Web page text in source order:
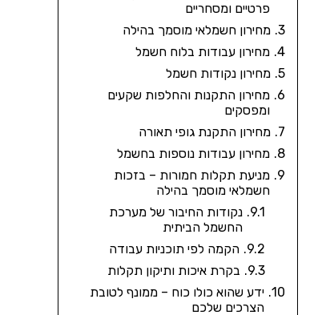
פרטיים ומסחריים
מחירון חשמלאי מוסמך בהילה
מחירון עבודות בלוח חשמל
מחירון נקודות חשמל
מחירון התקנות והחלפות שקעים
ומפסקים
מחירון התקנת גופי תאורה
מחירון עבודות נוספות בחשמל
מניעת תקלות חמורות – בזכות
חשמלאי מוסמך בהילה
נקודות החיבור של מערכת
החשמל הביתית
הקמה לפי תוכניות עבודה
בקרת איכות ותיקון תקלות
ידע שהוא כולו כוח – ממונף לטובת
הצרכים שלכם